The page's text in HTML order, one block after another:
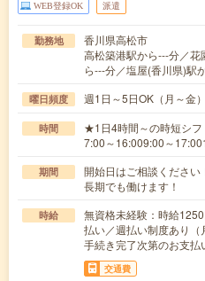
WEB登録OK 派遣
勤務地
香川県高松市
高松築港駅から---分／
ら---分／塩屋(香川県)駅
曜日頻度 週1日～5日OK（月～
時間
★1日4時間～の時短シフ
7:00～16:009:00～
期間
開始日はご相談くださ
長期でも働けます！
時給
無資格未経験：時給
払い／週払い制度あり
手続き完了次第のお支払
交通費